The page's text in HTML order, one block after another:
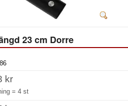
23 cm Dorre
kr
= 4 st